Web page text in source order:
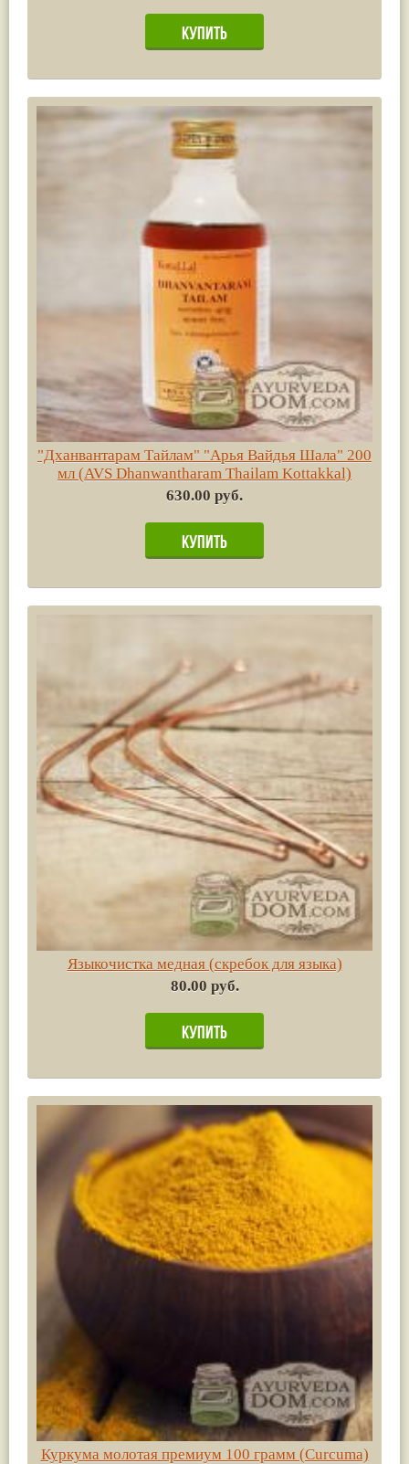
"Дханвантарам Тайлам" "Арья Вайдья Шала" 200
мл (AVS Dhanwantharam Thailam Kottakkal)
630.00 руб.
Языкочистка медная (скребок для языка)
80.00 руб.
Куркума молотая премиум 100 грамм (Сurсuma)